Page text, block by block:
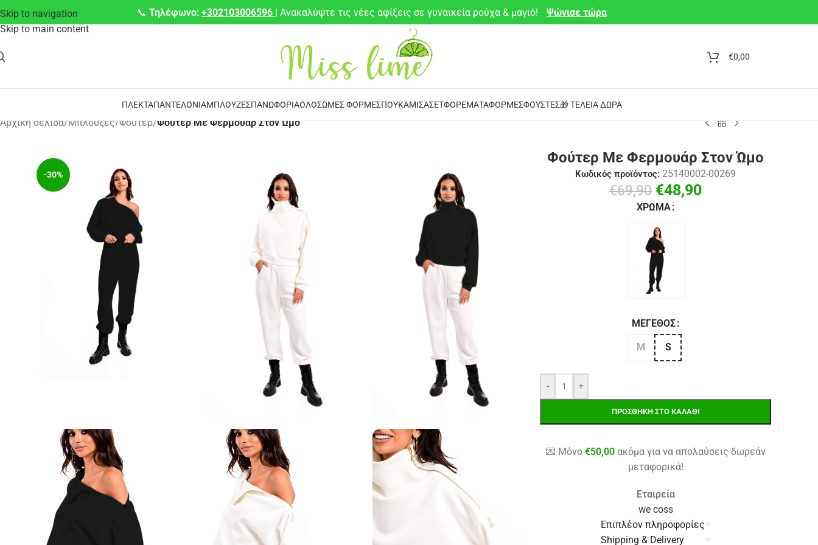
Skip to navigation
Skip to main content
📞 Τηλέφωνο: +302103006596 | Ανακαλύψτε τις νέες αφίξεις σε γυναικεία ρούχα & μαγιό! Ψώνισε τώρα
€0,00
ΠΛΕΚΤΆΠΑΝΤΕΛΌΝΙΑΜΠΛΟΎΖΕΣΠΑΝΩΦΌΡΙΑΟΛΌΣΩΜΕΣ ΦΌΡΜΕΣΠΟΥΚΆΜΙΣΑΣΕΤΦΟΡΈΜΑΤΑΦΌΡΜΕΣΦΟΎΣΤΕΣ🎁 ΤΈΛΕΙΑ ΔΏΡΑ
Αρχική σελίδα/Μπλούζες/Φούτερ/Φούτερ Με Φερμουάρ Στον Ώμο
-30%
Φούτερ Με Φερμουάρ Στον Ώμο
Κωδικός προϊόντος:25140002-00269
€69,90 €48,90
ΧΡΏΜΑ
ΜΈΓΕΘΟΣ
M S
- +
ΠΡΟΣΘΉΚΗ ΣΤΟ ΚΑΛΆΘΙ
💌 Μόνο €50,00ακόμα για να απολαύσεις δωρεάν
μεταφορικά!
Εταιρεία
we coss
Επιπλέον πληροφορίες
Shipping & Delivery